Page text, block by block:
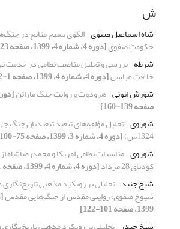
ش
شاه اسماعیل صفوی الگوی بسیج منابع در
حکومت صفوی[دوره 4، شماره 4، 1399، صفحه 23-46]
شرطه بررسی و تحلیل مناصب نظامی در خدمت
خلافت عباسی[دوره 4، شماره 4، 1399، صفحه 1-22]
شورش ایونی هرودوت و روایت جنگ ماراتن
صفحه 139-160]
شوروی
1324ش)
[دوره 4، شماره 3، 1399، صفحه 75-100]
شوروی مناسبات نظامی امریکا و محمدرضاشاه
کودتای 28 مرداد
[دوره 4، شماره 4، 1399، صفحه 71-93]
شیخ جنید تحلیلی بر رویکرد مذهبی
شیوخ صفوی؛ روایتی مقدس از جنگ‌هایی مقدس
1399، صفحه 101-122]